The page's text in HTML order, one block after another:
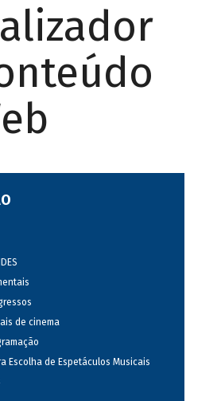
de cinema
Escolha de Espetáculos Musicais